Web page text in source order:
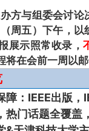
方与组委会讨论
周五）下午，以
展示照常收录，
将在会前一周以邮
障：IEEE出版
热门话题全覆盖